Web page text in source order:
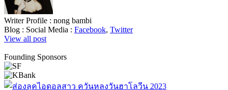
Writer Profile : nong bambi
Blog : Social Media : Facebook, Twitter
View all post
Founding Sponsors